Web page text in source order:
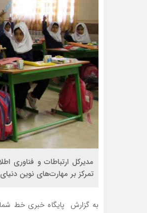
مدیرکل ارتباطات و فناوری
تمرکز بر مهارت‌های نوین
به گزارش پایگاه خبری خط